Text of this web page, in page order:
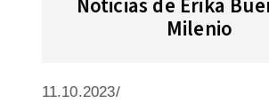
Milenio
11.10.2023/